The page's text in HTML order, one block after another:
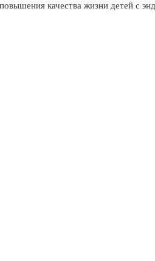
качества жизни детей с